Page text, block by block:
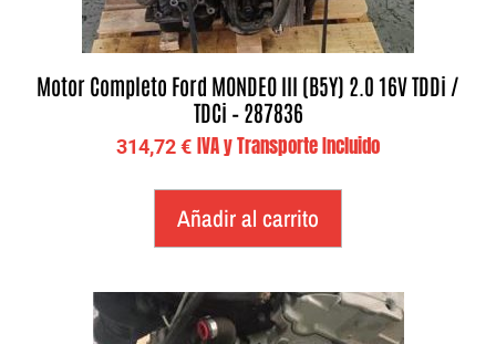
Motor Completo Ford MONDEO III (B5Y) 2.0 16V TDDi /
TDCi – 287836
314,72€ IVA y Transporte Incluido
Añadir al carrito